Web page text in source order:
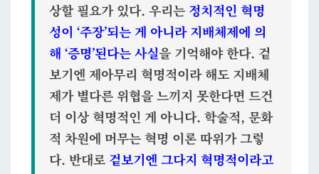
상할 필요가 있다. 우리는 정치적인 혁명
성이 ‘주장’되는 게 아니라 지배체제에 의
해 ‘증명’된다는 사실을 기억해야 한다. 겉
보기엔 제아무리 혁명적이라 해도 지배체
제가 별다른 위협을 느끼지 못한다면 드건
더 이상 혁명적인 게 아니다. 학술적, 문화
적 차원에 머무는 혁명 이론 따위가 그렇
다. 반대로 겉보기엔 그다지 혁명적이라고